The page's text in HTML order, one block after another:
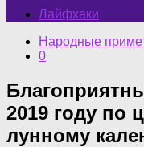
Лайфхаки
Народные
0
2019 году по
лунному